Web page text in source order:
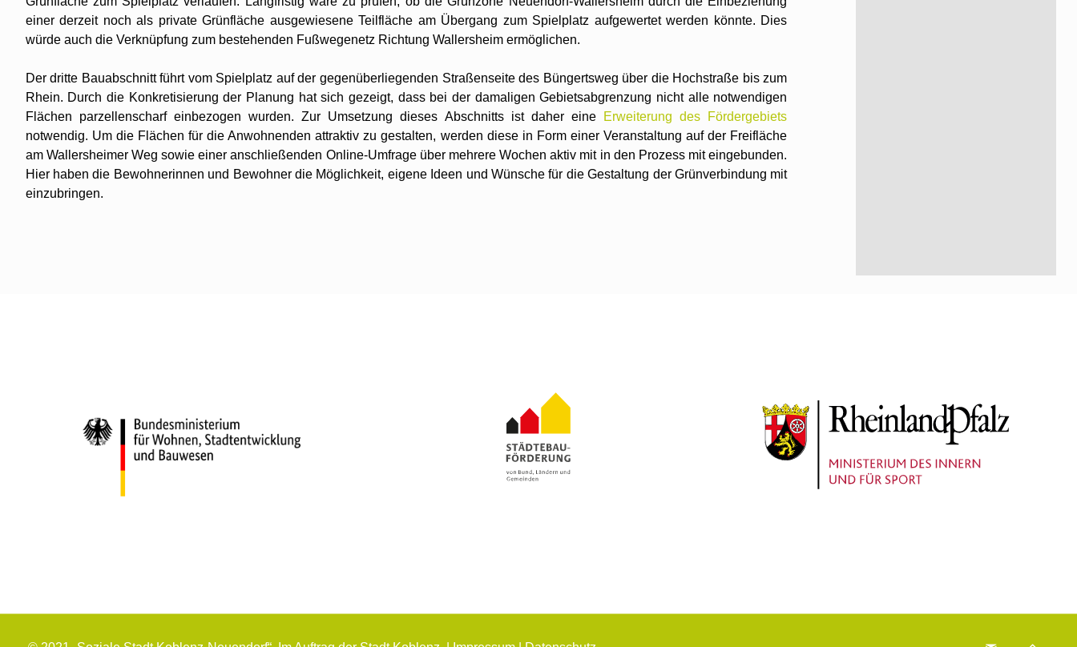
einer derzeit noch als private Grünfläche ausgewiesene Teilfläche am Übergang zum Spielplatz aufgewertet werden könnte. Dies
würde auch die Verknüpfung zum bestehenden Fußwegenetz Richtung Wallersheim ermöglichen.
Der dritte Bauabschnitt führt vom Spielplatz auf der gegenüberliegenden Straßenseite des Büngertsweg über die Hochstraße bis zum
Rhein. Durch die Konkretisierung der Planung hat sich gezeigt, dass bei der damaligen Gebietsabgrenzung nicht alle notwendigen
Flächen parzellenscharf einbezogen wurden. Zur Umsetzung dieses Abschnitts ist daher eine
Erweiterung des Fördergebiets
notwendig. Um die Flächen für die Anwohnenden attraktiv zu gestalten, werden diese in Form einer Veranstaltung auf der Freifläche
am Wallersheimer Weg sowie einer anschließenden Online-Umfrage über mehrere Wochen aktiv mit in den Prozess mit eingebunden.
Hier haben die Bewohnerinnen und Bewohner die Möglichkeit, eigene Ideen und Wünsche für die Gestaltung der Grünverbindung mit
einzubringen.